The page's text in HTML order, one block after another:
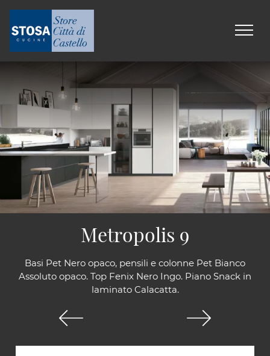
Basi Pet Nero opaco, pensili e colonne Pet Bianco
Assoluto opaco. Top Fenix Nero Ingo. Piano Snack in
laminato Calacatta.
Metropolis 9